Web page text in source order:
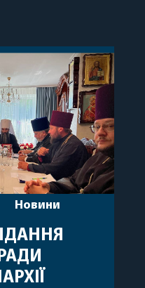
Новини